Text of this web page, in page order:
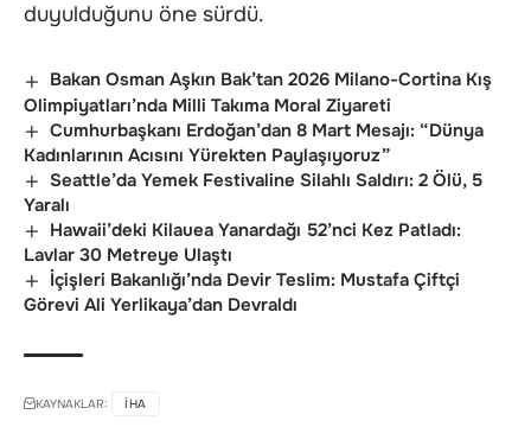
duyulduğunu öne sürdü.
Bakan Osman Aşkın Bak’tan 2026 Milano-Cortina Kış
Olimpiyatları’nda Milli Takıma Moral Ziyareti
Cumhurbaşkanı Erdoğan’dan 8 Mart Mesajı: “Dünya
Kadınlarının Acısını Yürekten Paylaşıyoruz”
Seattle’da Yemek Festivaline Silahlı Saldırı: 2 Ölü, 5
Yaralı
Hawaii’deki Kilauea Yanardağı 52’nci Kez Patladı:
Lavlar 30 Metreye Ulaştı
İçişleri Bakanlığı’nda Devir Teslim: Mustafa Çiftçi
Görevi Ali Yerlikaya’dan Devraldı
KAYNAKLAR: IHA